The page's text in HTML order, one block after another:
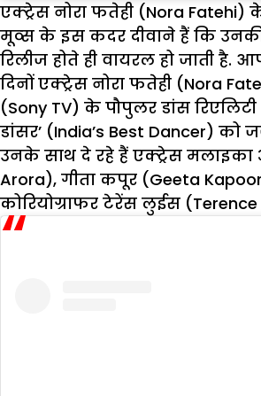
एक्ट्रेस नोरा फतेही (Nora
मूव्स के इस कदर दीवाने हैं कि उनकी
रिलीज होते ही वायरल हो जाती है.
दिनों एक्ट्रेस नोरा फतेही (Nora
(Sony TV) के पौपुलर डांस रिएलिटी
डांसर’ (India’s Best Dancer) को
उनके साथ दे रहे हैं एक्ट्रेस मलाइका
Arora), गीता कपूर (Geeta
कोरियोग्राफर टेरेंस लुईस (Terence